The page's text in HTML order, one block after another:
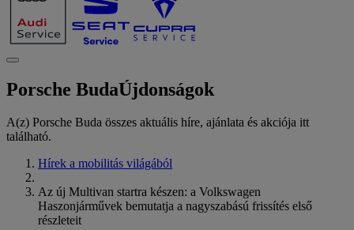
Porsche BudaÚjdonságok
A(z) Porsche Buda összes aktuális híre, ajánlata és akciója itt
található.
Hírek a mobilitás világából
Az új Multivan startra készen: a Volkswagen
Haszonjárművek bemutatja a nagyszabású frissítés első
részleteit